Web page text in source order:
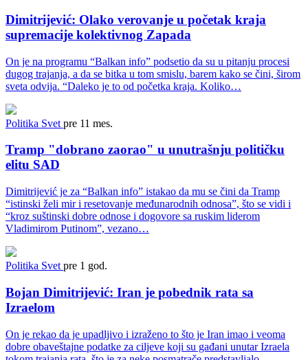
Dimitrijević: Olako verovanje u početak kraja
supremacije kolektivnog Zapada
On je na programu “Balkan info” podsetio da su u pitanju procesi
dugog trajanja, a da se bitka u tom smislu, barem kako se čini, širom
sveta odvija. “Daleko je to od početka kraja. Koliko…
Politika Svet pre 11 mes.
Tramp "dobrano zaorao" u unutrašnju političku
elitu SAD
Dimitrijević je za “Balkan info” istakao da mu se čini da Tramp
“istinski želi mir i resetovanje međunarodnih odnosa”, što se vidi i
“kroz suštinski dobre odnose i dogovore sa ruskim liderom
Vladimirom Putinom”, vezano…
Politika Svet pre 1 god.
Bojan Dimitrijević: Iran je pobednik rata sa
Izraelom
On je rekao da je upadljivo i izraženo to što je Iran imao i veoma
dobre obaveštajne podatke za ciljeve koji su gađani unutar Izraela